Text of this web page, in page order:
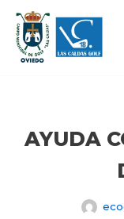
Saltar
al
AYUDA